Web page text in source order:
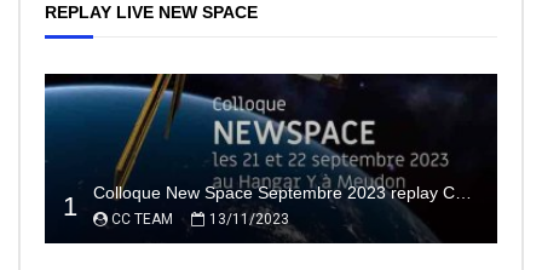
REPLAY LIVE NEW SPACE
1 CC TEAM 13/11/2023